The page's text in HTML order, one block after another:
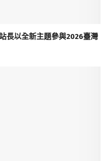
長以全新主題參與2026臺灣